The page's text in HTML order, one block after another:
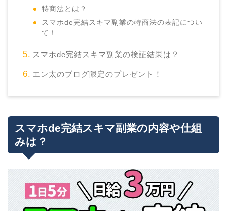
特商法とは？
スマホde完結スキマ副業の特商法の表記につい
て！
スマホde完結スキマ副業の検証結果は？
エン太のブログ限定のプレゼント！
スマホde完結スキマ副業の内容や仕組
みは？